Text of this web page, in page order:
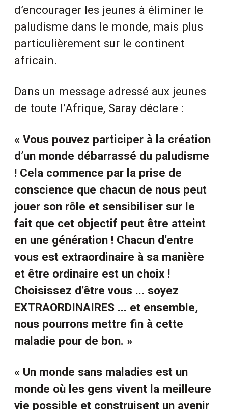
d’encourager les jeunes à éliminer le
paludisme dans le monde, mais plus
particulièrement sur le continent
africain.
Dans un message adressé aux jeunes
de toute l’Afrique, Saray déclare :
« Vous pouvez participer à la création
d’un monde débarrassé du paludisme
! Cela commence par la prise de
conscience que chacun de nous peut
jouer son rôle et sensibiliser sur le
fait que cet objectif peut être atteint
en une génération ! Chacun d’entre
vous est extraordinaire à sa manière
et être ordinaire est un choix !
Choisissez d’être vous ... soyez
EXTRAORDINAIRES ... et ensemble,
nous pourrons mettre fin à cette
maladie pour de bon. »
« Un monde sans maladies est un
monde où les gens vivent la meilleure
vie possible et construisent un avenir